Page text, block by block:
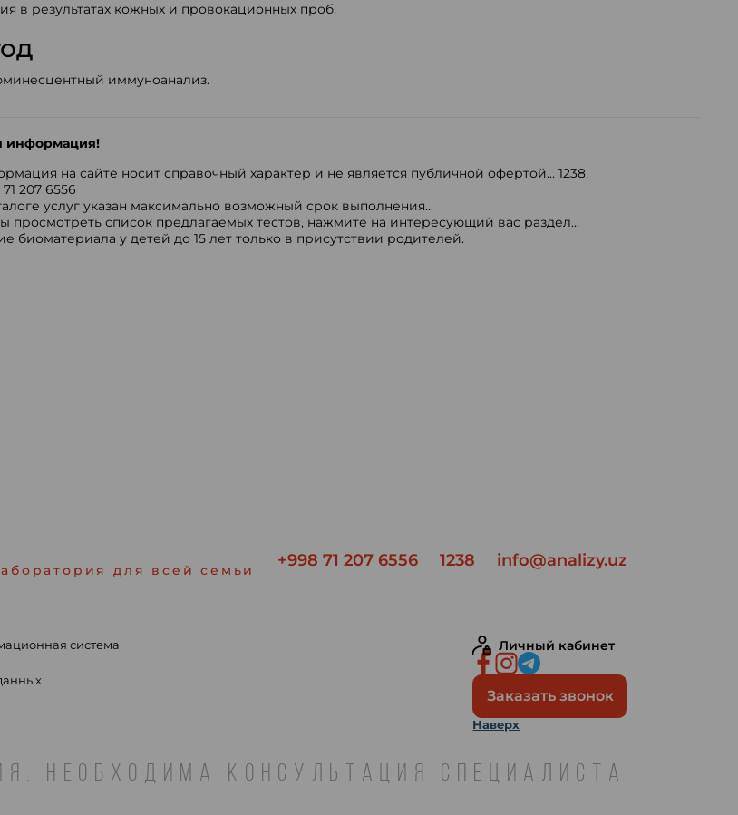
в результатах кожных и провокационных проб.
иммуноанализ.
информация!
на сайте носит справочный характер и не является публичной офертой... 1238,
207 6556
услуг указан максимально возможный срок выполнения...
просмотреть список предлагаемых тестов, нажмите на интересующий вас раздел...
биоматериала у детей до 15 лет только в присутствии родителей.
для всей семьи +998 71 207 6556 1238 info@analizy.uz
система
Личный кабинет
Заказать звонок
Наверх
НЕОБХОДИМА КОНСУЛЬТАЦИЯ СПЕЦИАЛИСТА